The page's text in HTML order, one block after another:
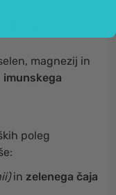
magnezij in
imunskega
poleg
in zelenega čaja